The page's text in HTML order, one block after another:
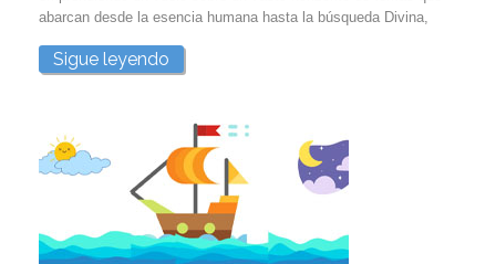
abarcan desde la esencia humana hasta la búsqueda Divina,
Sigue leyendo